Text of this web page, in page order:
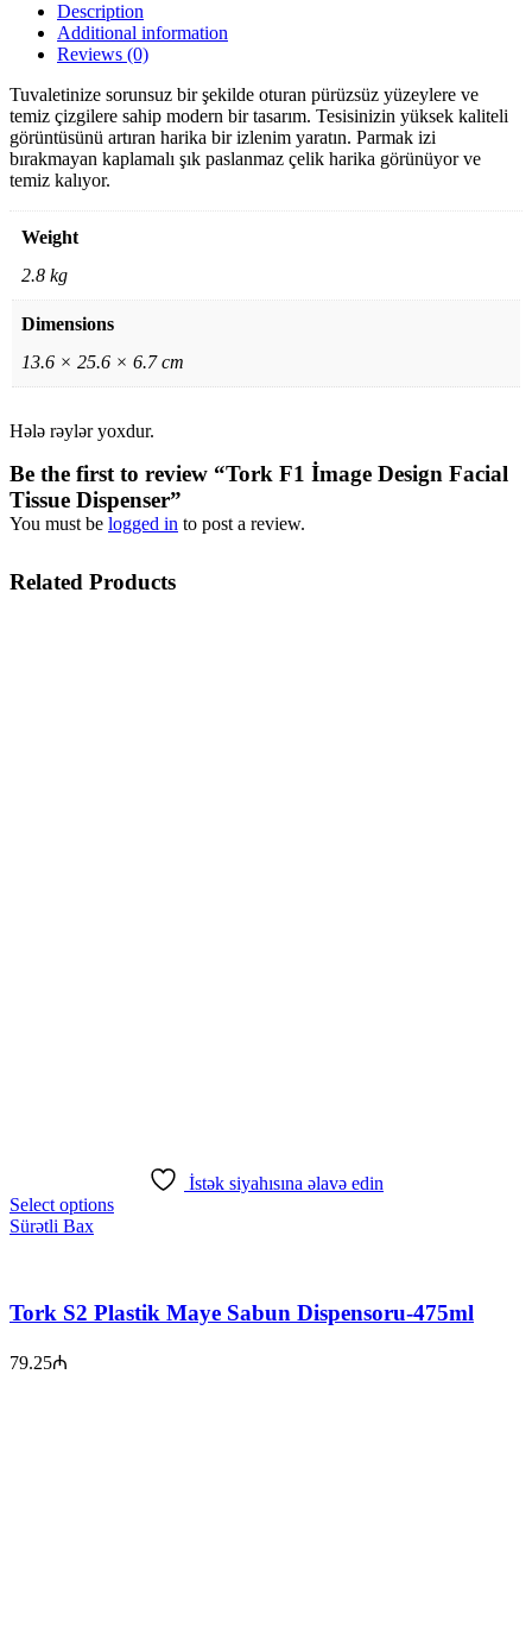
Description
Additional information
Reviews (0)
Tuvaletinize sorunsuz bir şekilde oturan pürüzsüz yüzeylere ve
temiz çizgilere sahip modern bir tasarım. Tesisinizin yüksek kaliteli
görüntüsünü artıran harika bir izlenim yaratın. Parmak izi
bırakmayan kaplamalı şık paslanmaz çelik harika görünüyor ve
temiz kalıyor.
Weight
2.8 kg
Dimensions
13.6 × 25.6 × 6.7 cm
Hələ rəylər yoxdur.
Be the first to review “Tork F1 İmage Design Facial
Tissue Dispenser”
You must be logged in to post a review.
Related Products
İstək siyahısına əlavə edin
Select options
Sürətli Bax
Tork S2 Plastik Maye Sabun Dispensoru-475ml
79.25₼